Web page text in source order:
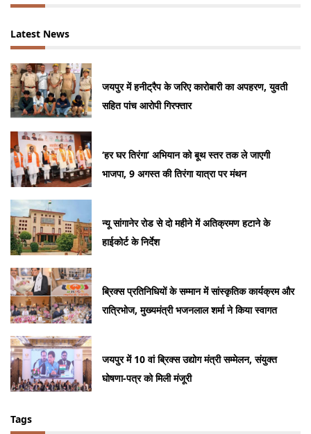
Latest News
जयपुर में हनीट्रैप के जरिए कारोबारी का अपहरण, युवती
सहित पांच आरोपी गिरफ्तार
‘हर घर तिरंगा’ अभियान को बूथ स्तर तक ले जाएगी
भाजपा, 9 अगस्त की तिरंगा यात्रा पर मंथन
न्यू सांगानेर रोड से दो महीने में अतिक्रमण हटाने के
हाईकोर्ट के निर्देश
ब्रिक्स प्रतिनिधियों के सम्मान में सांस्कृतिक कार्यक्रम और
रात्रिभोज, मुख्यमंत्री भजनलाल शर्मा ने किया स्वागत
जयपुर में 10 वां ब्रिक्स उद्योग मंत्री सम्मेलन, संयुक्त
घोषणा-पत्र को मिली मंजूरी
Tags